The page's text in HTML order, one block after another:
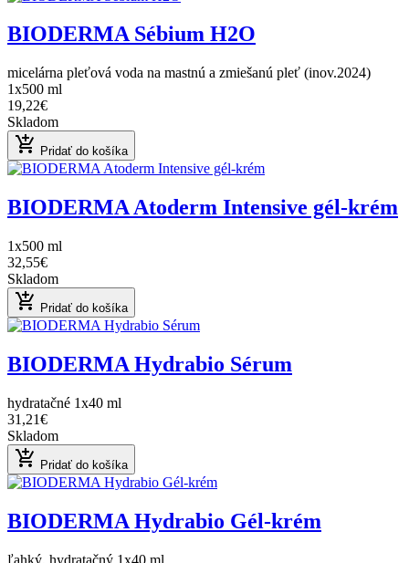
BIODERMA Sébium H2O
micelárna pleťová voda na mastnú a zmiešanú pleť (inov.2024)
1x500 ml
19,22€
Skladom
add_shopping_cart Pridať do košíka
BIODERMA Atoderm Intensive gél-krém
1x500 ml
32,55€
Skladom
add_shopping_cart Pridať do košíka
BIODERMA Hydrabio Sérum
hydratačné 1x40 ml
31,21€
Skladom
add_shopping_cart Pridať do košíka
BIODERMA Hydrabio Gél-krém
ľahký, hydratačný 1x40 ml